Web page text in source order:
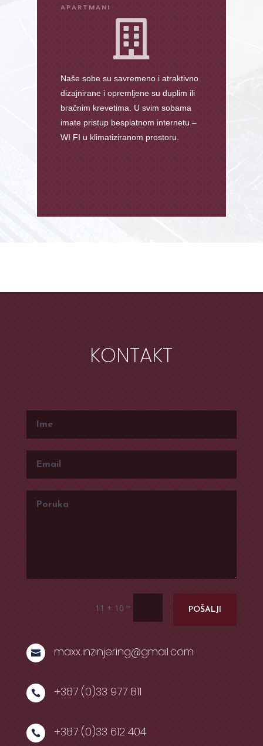
APARTMANI

Naše sobe su savremeno i atraktivno
dizajnirane i opremljene su duplim ili
bračnim krevetima. U svim sobama
imate pristup besplatnom internetu –
WI FI u klimatiziranom prostoru.
KONTAKT
11 + 10 = POŠALJI
 maxx.inzinjering@gmail.com
 +387 (0)33 977 811
 +387 (0)33 612 404